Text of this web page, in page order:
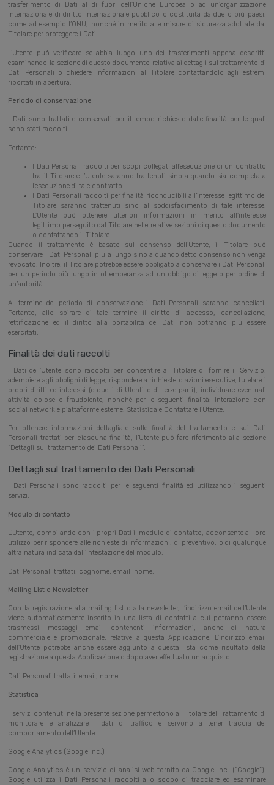
trasferimento di Dati al di fuori dell’Unione Europea o ad un’organizzazione
internazionale di diritto internazionale pubblico o costituita da due o più paesi,
come ad esempio l’ONU, nonché in merito alle misure di sicurezza adottate dal
Titolare per proteggere i Dati.
L’Utente può verificare se abbia luogo uno dei trasferimenti appena descritti
esaminando la sezione di questo documento relativa ai dettagli sul trattamento di
Dati Personali o chiedere informazioni al Titolare contattandolo agli estremi
riportati in apertura.
Periodo di conservazione
I Dati sono trattati e conservati per il tempo richiesto dalle finalità per le quali
sono stati raccolti.
Pertanto:
I Dati Personali raccolti per scopi collegati all’esecuzione di un contratto
tra il Titolare e l’Utente saranno trattenuti sino a quando sia completata
l’esecuzione di tale contratto.
I Dati Personali raccolti per finalità riconducibili all’interesse legittimo del
Titolare saranno trattenuti sino al soddisfacimento di tale interesse.
L’Utente può ottenere ulteriori informazioni in merito all’interesse
legittimo perseguito dal Titolare nelle relative sezioni di questo documento
o contattando il Titolare.
Quando il trattamento è basato sul consenso dell’Utente, il Titolare può
conservare i Dati Personali più a lungo sino a quando detto consenso non venga
revocato. Inoltre, il Titolare potrebbe essere obbligato a conservare i Dati Personali
per un periodo più lungo in ottemperanza ad un obbligo di legge o per ordine di
un’autorità.
Al termine del periodo di conservazione i Dati Personali saranno cancellati.
Pertanto, allo spirare di tale termine il diritto di accesso, cancellazione,
rettificazione ed il diritto alla portabilità dei Dati non potranno più essere
esercitati.
Finalità dei dati raccolti
I Dati dell’Utente sono raccolti per consentire al Titolare di fornire il Servizio,
adempiere agli obblighi di legge, rispondere a richieste o azioni esecutive, tutelare i
propri diritti ed interessi (o quelli di Utenti o di terze parti), individuare eventuali
attività dolose o fraudolente, nonché per le seguenti finalità: Interazione con
social network e piattaforme esterne, Statistica e Contattare l’Utente.
Per ottenere informazioni dettagliate sulle finalità del trattamento e sui Dati
Personali trattati per ciascuna finalità, l’Utente può fare riferimento alla sezione
“Dettagli sul trattamento dei Dati Personali”.
Dettagli sul trattamento dei Dati Personali
I Dati Personali sono raccolti per le seguenti finalità ed utilizzando i seguenti
servizi:
Modulo di contatto
L’Utente, compilando con i propri Dati il modulo di contatto, acconsente al loro
utilizzo per rispondere alle richieste di informazioni, di preventivo, o di qualunque
altra natura indicata dall’intestazione del modulo.
Dati Personali trattati: cognome; email; nome.
Mailing List e Newsletter
Con la registrazione alla mailing list o alla newsletter, l’indirizzo email dell’Utente
viene automaticamente inserito in una lista di contatti a cui potranno essere
trasmessi messaggi email contenenti informazioni, anche di natura
commerciale e promozionale, relative a questa Applicazione. L’indirizzo email
dell’Utente potrebbe anche essere aggiunto a questa lista come risultato della
registrazione a questa Applicazione o dopo aver effettuato un acquisto.
Dati Personali trattati: email; nome.
Statistica
I servizi contenuti nella presente sezione permettono al Titolare del Trattamento di
monitorare e analizzare i dati di traffico e servono a tener traccia del
comportamento dell’Utente.
Google Analytics (Google Inc.)
Google Analytics è un servizio di analisi web fornito da Google Inc. (“Google”).
Google utilizza i Dati Personali raccolti allo scopo di tracciare ed esaminare